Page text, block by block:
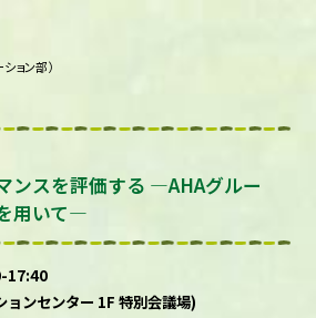
ョン部）
ンスを評価する ―AHAグルー
用いて―
17:40
ョンセンター 1F 特別会議場)